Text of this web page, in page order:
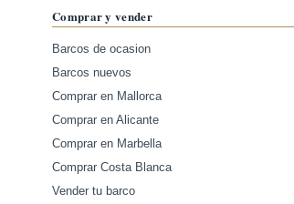
Comprar y vender
Barcos de ocasion
Barcos nuevos
Comprar en Mallorca
Comprar en Alicante
Comprar en Marbella
Comprar Costa Blanca
Vender tu barco